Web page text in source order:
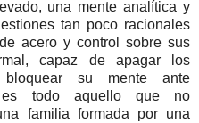
una mente analítica y
tan poco racionales
acero y control sobre sus
capaz de apagar los
bloquear su mente ante
es todo aquello que no
familia formada por una